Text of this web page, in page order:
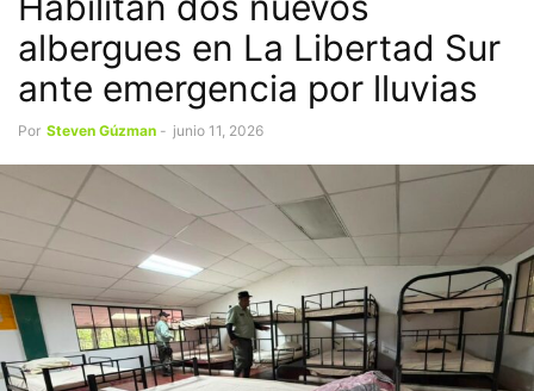
albergues en La Libertad Sur
ante emergencia por lluvias
Por Steven Gúzman - junio 11, 2026